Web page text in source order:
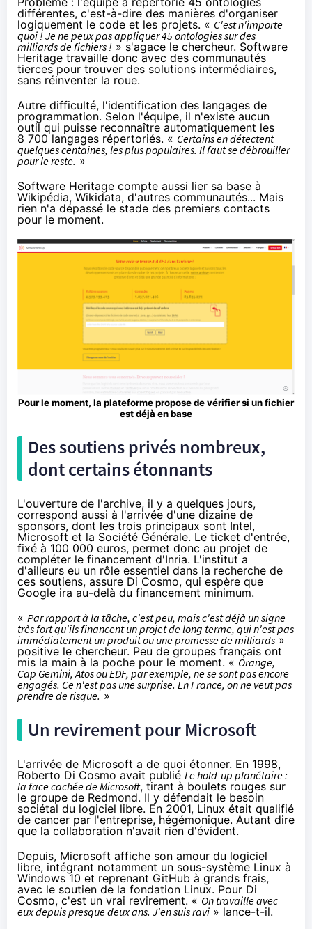
différentes, c'est-à-dire des manières d'organiser
logiquement le code et les projets. « C'est n'importe
quoi ! Je ne peux pas appliquer 45 ontologies sur des
milliards de fichiers ! » s'agace le chercheur. Software
Heritage travaille donc avec des communautés
tierces pour trouver des solutions intermédiaires,
sans réinventer la roue.
Autre difficulté, l'identification des langages de
programmation. Selon l'équipe, il n'existe aucun
outil qui puisse reconnaître automatiquement les
8 700 langages répertoriés. « Certains en détectent
quelques centaines, les plus populaires. Il faut se débrouiller
pour le reste. »
Software Heritage compte aussi lier sa base à
Wikipédia, Wikidata, d'autres communautés... Mais
rien n'a dépassé le stade des premiers contacts
pour le moment.
Pour le moment, la plateforme propose de vérifier si un fichier
est déjà en base
Des soutiens privés nombreux,
dont certains étonnants
L'ouverture de l'archive, il y a quelques jours,
correspond aussi à l'arrivée d'une dizaine de
sponsors, dont les trois principaux sont Intel,
Microsoft et la Société Générale. Le ticket d'entrée,
fixé à 100 000 euros, permet donc au projet de
compléter le financement d'Inria. L'institut a
d'ailleurs eu un rôle essentiel dans la recherche de
ces soutiens, assure Di Cosmo, qui espère que
Google ira au-delà du financement minimum.
« Par rapport à la tâche, c'est peu, mais c'est déjà un signe
très fort qu'ils financent un projet de long terme, qui n'est pas
immédiatement un produit ou une promesse de milliards »
positive le chercheur. Peu de groupes français ont
mis la main à la poche pour le moment. « Orange,
Cap Gemini, Atos ou EDF, par exemple, ne se sont pas encore
engagés. Ce n'est pas une surprise. En France, on ne veut pas
prendre de risque. »
Un revirement pour Microsoft
L'arrivée de Microsoft a de quoi étonner. En 1998,
Roberto Di Cosmo avait publié Le hold-up planétaire :
la face cachée de Microsoft, tirant à boulets rouges sur
le groupe de Redmond. Il y défendait le besoin
sociétal du logiciel libre. En 2001, Linux était qualifié
de cancer par l'entreprise, hégémonique. Autant dire
que la collaboration n'avait rien d'évident.
Depuis, Microsoft affiche son amour du logiciel
libre, intégrant notamment un sous-système Linux à
Windows 10 et reprenant GitHub à grands frais,
avec le soutien de la fondation Linux. Pour Di
Cosmo, c'est un vrai revirement. « On travaille avec
eux depuis presque deux ans. J'en suis ravi » lance-t-il.